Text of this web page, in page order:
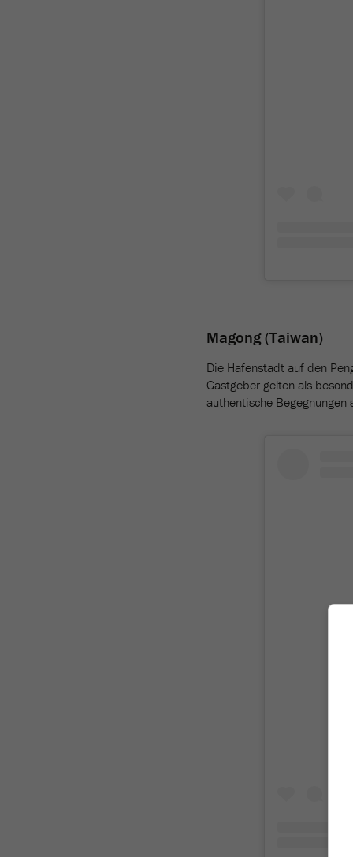
Magong (Taiwan)
Die Hafenstadt auf den
Gastgeber gelten als
authentische